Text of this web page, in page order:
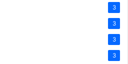
3
3
3
3